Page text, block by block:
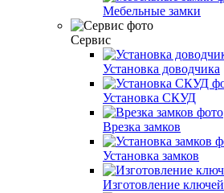
Мебельные замки
Сервис
Установка доводчика
Установка СКУД
Врезка замков
Установка замков
Изготовление ключей